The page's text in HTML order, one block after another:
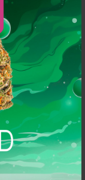
ses effets sur
sommeil plus
se
déjà dans
qualité de leur